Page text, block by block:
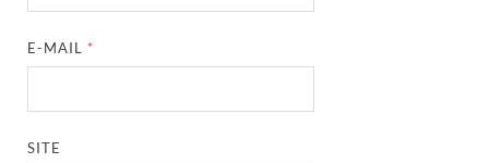
E-MAIL*
SITE